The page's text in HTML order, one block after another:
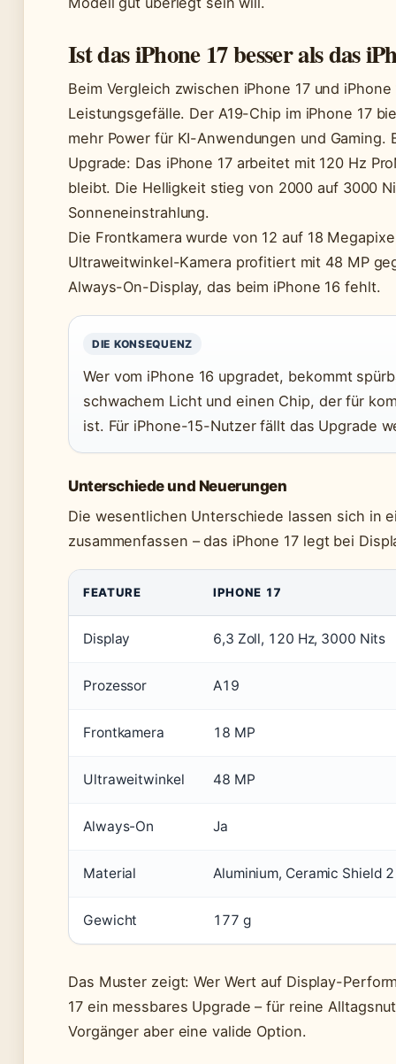
Ist das iPhone 17 besser als das
Beim Vergleich zwischen iPhone 17 und
Leistungsgefälle. Der A19-Chip im iPhone 17
mehr Power für KI-Anwendungen und
Upgrade: Das iPhone 17 arbeitet mit 120 Hz
bleibt. Die Helligkeit stieg von 2000 auf 3000
Sonneneinstrahlung.
Die Frontkamera wurde von 12 auf 18
Ultraweitwinkel-Kamera profitiert mit 48 MP
Always-On-Display, das beim iPhone 16 fehlt.
DIE KONSEQUENZ
Wer vom iPhone 16 upgradet, bekommt
schwachem Licht und einen Chip, der für
ist. Für iPhone-15-Nutzer fällt das Upgrade
Unterschiede und Neuerungen
Die wesentlichen Unterschiede lassen sich in
zusammenfassen – das iPhone 17 legt bei
FEATURE IPHONE 17
Display 6,3 Zoll, 120 Hz, 3000 Nits
Prozessor A19
Frontkamera 18 MP
Ultraweitwinkel 48 MP
Always-On Ja
Material Aluminium, Ceramic Shield 2
Gewicht 177 g
Das Muster zeigt: Wer Wert auf Display-
17 ein messbares Upgrade – für reine
Vorgänger aber eine valide Option.